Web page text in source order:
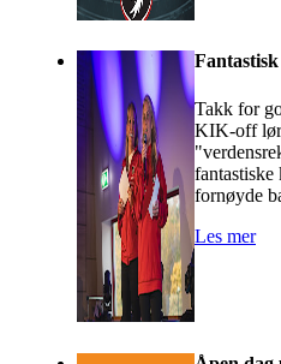
Takk for
KIK-off
fornøyde
Les mer